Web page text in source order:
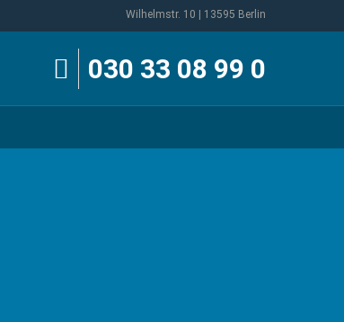
Wilhelmstr. 10 | 13595 Berlin
030 33 08 99 0